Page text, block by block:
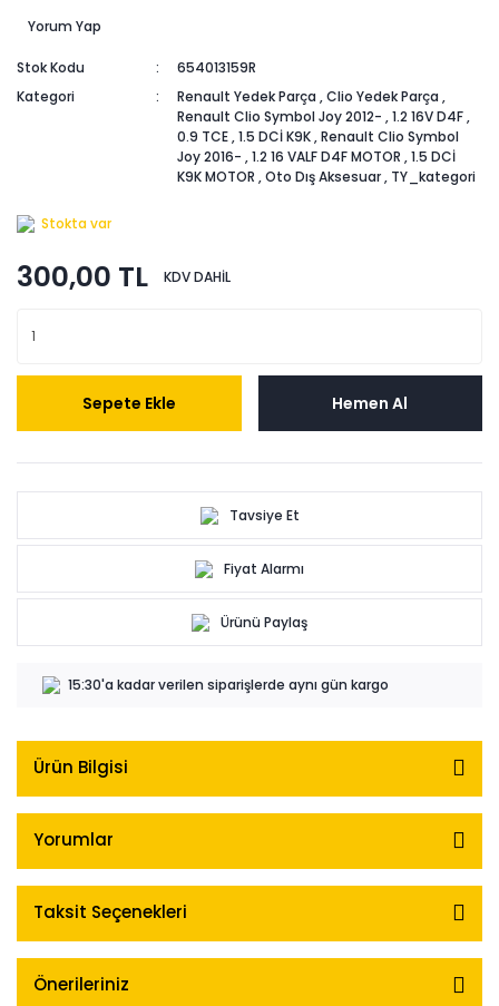
Yorum Yap
Stok Kodu
654013159R
Kategori
Renault Yedek Parça ,Clio Yedek Parça ,
Renault Clio Symbol Joy 2012- ,1.2 16V D4F,
0.9 TCE,1.5 DCİ K9K,Renault Clio Symbol
Joy 2016- ,1.2 16 VALF D4F MOTOR ,1.5 DCİ
K9K MOTOR ,Oto Dış Aksesuar, TY_kategori
Stokta var
300,00 TL KDV DAHİL
Sepete Ekle Hemen Al
Tavsiye Et
Fiyat Alarmı
Ürünü Paylaş
15:30'a kadar verilen siparişlerde aynı gün kargo
Ürün Bilgisi
Yorumlar
Taksit Seçenekleri
Önerileriniz